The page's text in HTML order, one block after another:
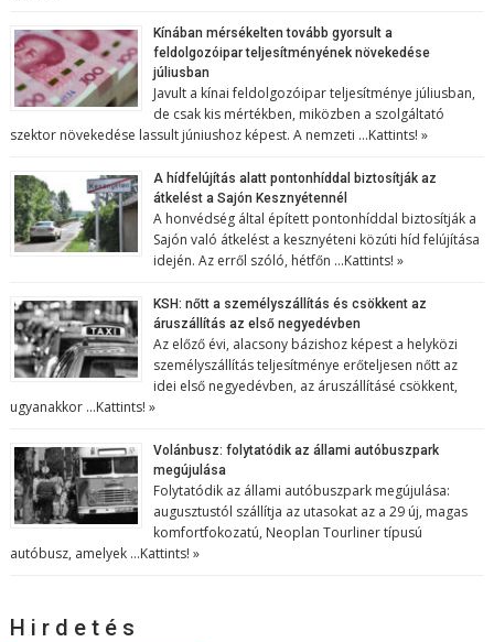
Kínában mérsékelten tovább gyorsult a
feldolgozóipar teljesítményének növekedése
júliusban
Javult a kínai feldolgozóipar teljesítménye júliusban,
de csak kis mértékben, miközben a szolgáltató
szektor növekedése lassult júniushoz képest. A nemzeti …Kattints! »
A hídfelújítás alatt pontonhíddal biztosítják az
átkelést a Sajón Kesznyétennél
A honvédség által épített pontonhíddal biztosítják a
Sajón való átkelést a kesznyéteni közúti híd felújítása
idején. Az erről szóló, hétfőn …Kattints! »
KSH: nőtt a személyszállítás és csökkent az
áruszállítás az első negyedévben
Az előző évi, alacsony bázishoz képest a helyközi
személyszállítás teljesítménye erőteljesen nőtt az
idei első negyedévben, az áruszállításé csökkent,
ugyanakkor …Kattints! »
Volánbusz: folytatódik az állami autóbuszpark
megújulása
Folytatódik az állami autóbuszpark megújulása:
augusztustól szállítja az utasokat az a 29 új, magas
komfortfokozatú, Neoplan Tourliner típusú
autóbusz, amelyek …Kattints! »
H i r d e t é s